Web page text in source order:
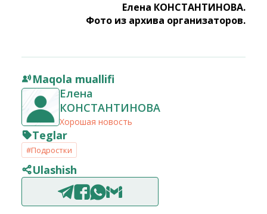
Елена КОНСТАНТИНОВА.
Фото из архива организаторов.
Maqola muallifi
Елена
КОНСТАНТИНОВА
Хорошая новость
Teglar
#Подростки
Ulashish